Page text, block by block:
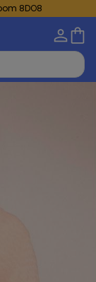
8DO8